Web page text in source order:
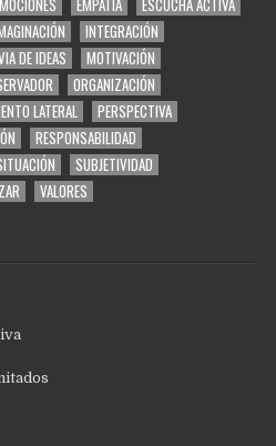
EMPATÍA
ESCUCHA ACTIVA
INTEGRACIÓN
DE IDEAS
MOTIVACIÓN
ORGANIZACIÓN
LATERAL
PERSPECTIVA
RESPONSABILIDAD
SUBJETIVIDAD
VALORES